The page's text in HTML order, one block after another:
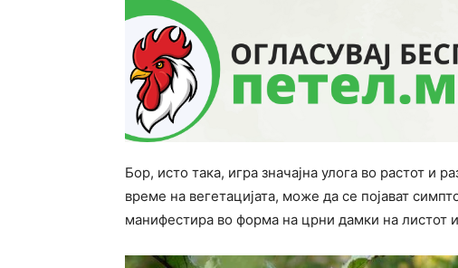
Бор, исто така, игра значајна улога во растот и
време на вегетацијата, може да се појават
манифестира во форма на црни дамки на листот